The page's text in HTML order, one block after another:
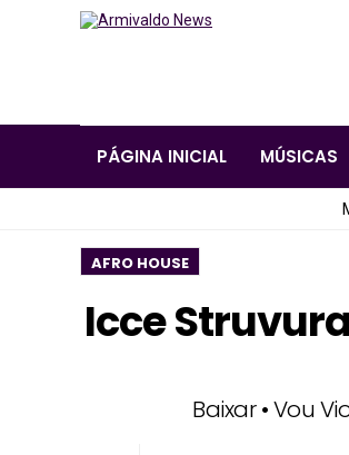
PÁGINA INICIAL MÚSICAS
AFRO HOUSE
Icce
Baixar • Vou